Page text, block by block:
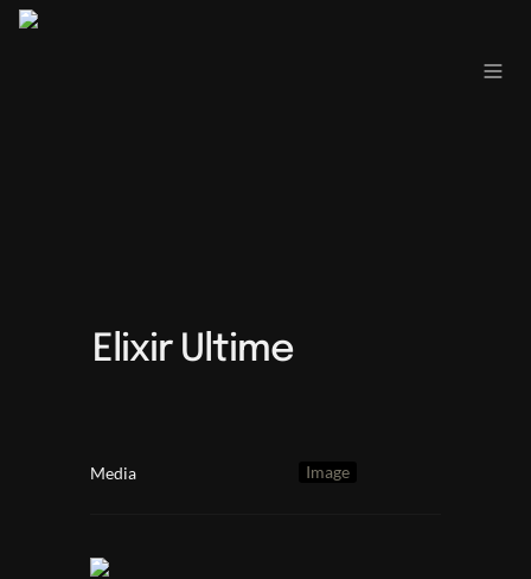
Elixir Ultime
Media Image